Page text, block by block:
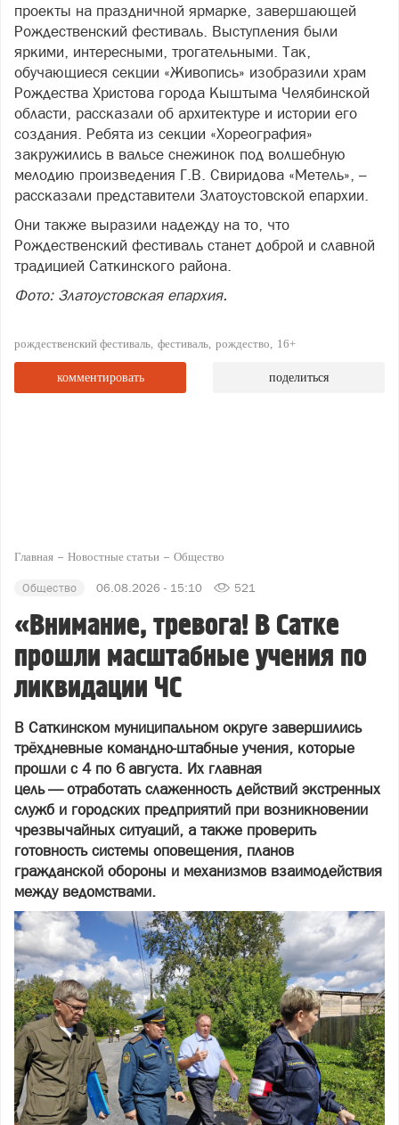
проекты на праздничной ярмарке, завершающей
Рождественский фестиваль. Выступления были
яркими, интересными, трогательными. Так,
обучающиеся секции «Живопись» изобразили храм
Рождества Христова города Кыштыма Челябинской
области, рассказали об архитектуре и истории его
создания. Ребята из секции «Хореография»
закружились в вальсе снежинок под волшебную
мелодию произведения Г.В. Свиридова «Метель», –
рассказали представители Златоустовской епархии.
Они также выразили надежду на то, что
Рождественский фестиваль станет доброй и славной
традицией Саткинского района.
Фото: Златоустовская епархия.
рождественский фестиваль фестиваль рождество 16+
комментировать поделиться
Главная Новостные статьи Общество
Общество 06.08.2026 - 15:10 521
«Внимание, тревога! В Сатке
прошли масштабные учения по
ликвидации ЧС
В Саткинском муниципальном округе завершились
трёхдневные командно‑штабные учения, которые
прошли с 4 по 6 августа. Их главная
цель — отработать слаженность действий экстренных
служб и городских предприятий при возникновении
чрезвычайных ситуаций, а также проверить
готовность системы оповещения, планов
гражданской обороны и механизмов взаимодействия
между ведомствами.